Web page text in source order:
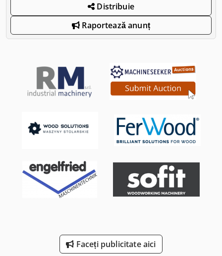
Distribuie
Raportează anunț
Faceți publicitate aici